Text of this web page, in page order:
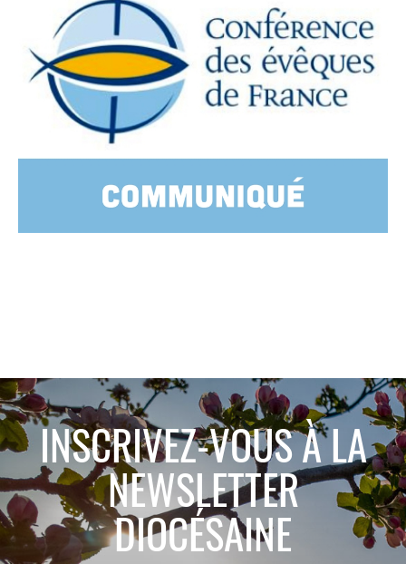
INSCRIVEZ-VOUS À LA
NEWSLETTER
DIOCÉSAINE